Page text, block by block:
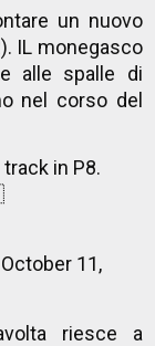
un nuovo
IL monegasco
alle spalle di
nel corso del
track in P8.
October 11,
riesce a